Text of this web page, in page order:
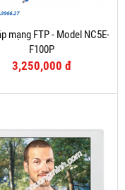
mạng FTP - Model NC5E-
F100P
3,250,000 đ